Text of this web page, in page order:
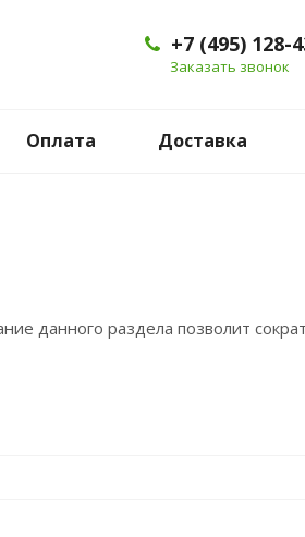
+7 (495) 128-
Заказать звонок
Оплата Доставка
данного раздела позволит